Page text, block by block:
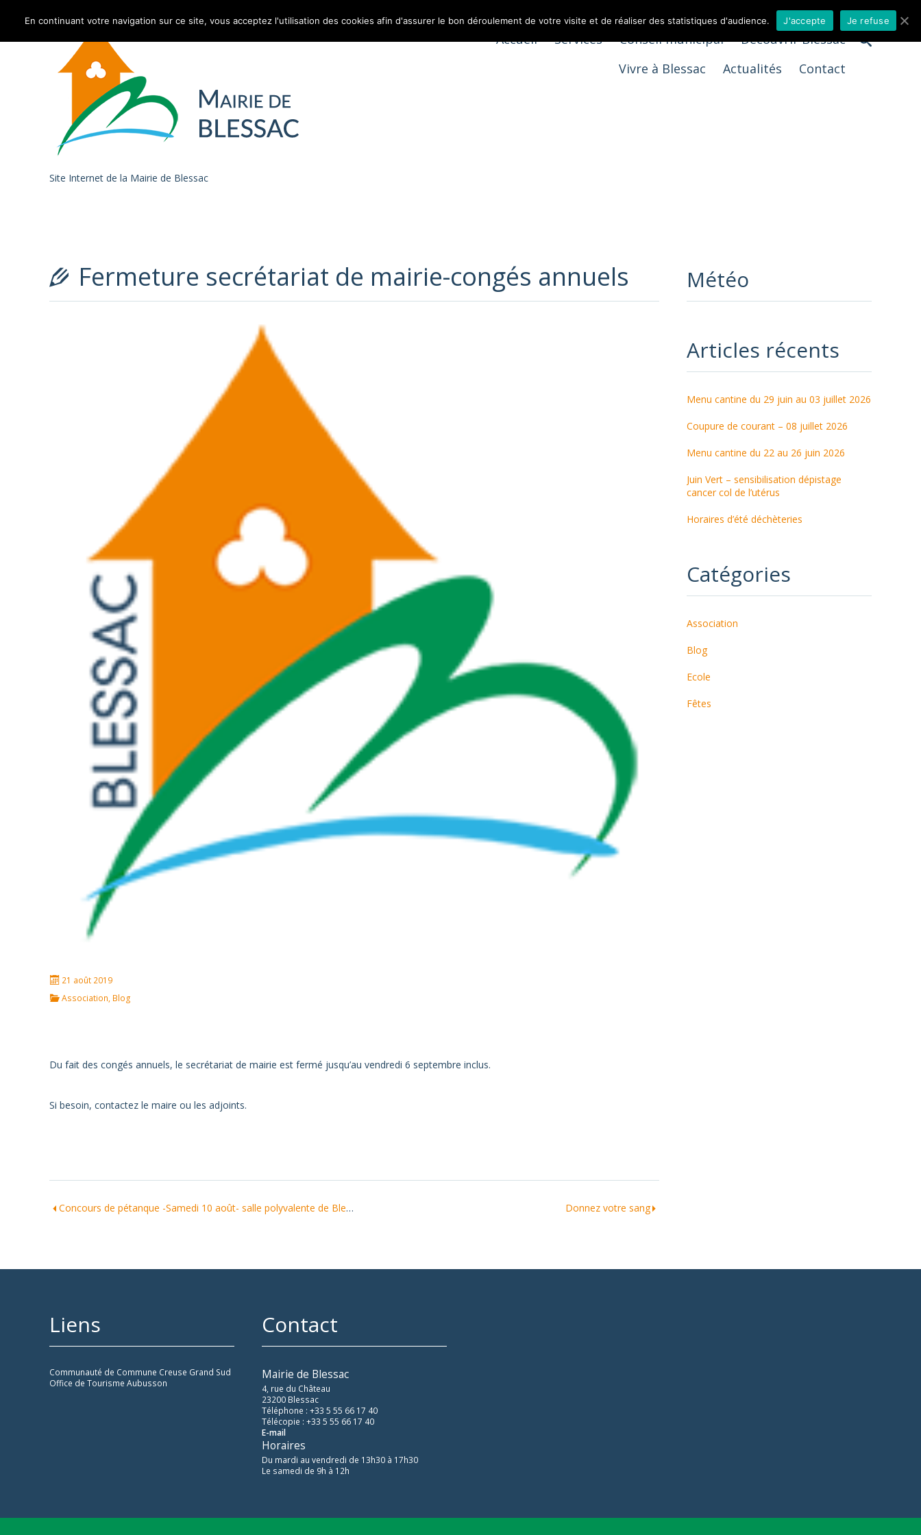
Site Internet de la Mairie de Blessac
Skip to content Accueil Services Conseil municipal
Découvrir Blessac
Vivre à Blessac
Actualités Contact
Fermeture secrétariat de mairie-congés annuels
21 août 2019
Association, Blog
Du fait des congés annuels, le secrétariat de mairie est fermé jusqu’au vendredi 6 septembre inclus.
Si besoin, contactez le maire ou les adjoints.
Concours de pétanque -Samedi 10 août- salle polyvalente de Blessac Donnez votre sang
Météo
Articles récents
Menu cantine du 29 juin au 03 juillet 2026
Coupure de courant – 08 juillet 2026
Menu cantine du 22 au 26 juin 2026
Juin Vert – sensibilisation dépistage
cancer col de l’utérus
Horaires d’été déchèteries
Catégories
Association
Blog
Ecole
Fêtes
Liens
Communauté de Commune Creuse Grand Sud
Office de Tourisme Aubusson
Contact
Mairie de Blessac
4, rue du Château
23200 Blessac
Téléphone : +33 5 55 66 17 40
Télécopie : +33 5 55 66 17 40
E-mail
Horaires
Du mardi au vendredi de 13h30 à 17h30
Le samedi de 9h à 12h
En continuant votre navigation sur ce site, vous acceptez l'utilisation des cookies afin d'assurer le bon déroulement de votre visite et de réaliser des statistiques d'audience. J'accepte Je refuse